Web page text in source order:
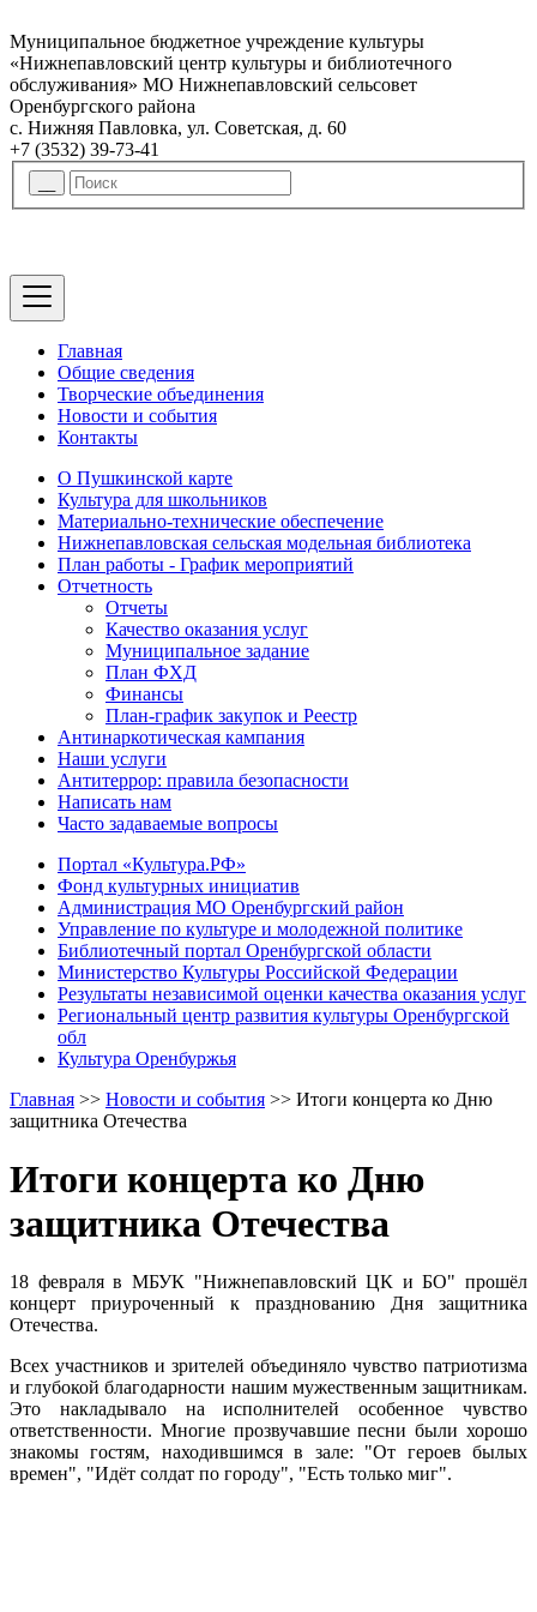
Муниципальное бюджетное учреждение культуры
«Нижнепавловский центр культуры и библиотечного
обслуживания» МО Нижнепавловский сельсовет
Оренбургского района
с. Нижняя Павловка, ул. Советская, д. 60
+7 (3532) 39-73-41
Главная
Общие сведения
Творческие объединения
Новости и события
Контакты
О Пушкинской карте
Культура для школьников
Материально-технические обеспечение
Нижнепавловская сельская модельная библиотека
План работы - График мероприятий
Отчетность
Отчеты
Качество оказания услуг
Муниципальное задание
План ФХД
Финансы
План-график закупок и Реестр
Антинаркотическая кампания
Наши услуги
Антитеррор: правила безопасности
Написать нам
Часто задаваемые вопросы
Портал «Культура.РФ»
Фонд культурных инициатив
Администрация МО Оренбургский район
Управление по культуре и молодежной политике
Библиотечный портал Оренбургской области
Министерство Культуры Российской Федерации
Результаты независимой оценки качества оказания услуг
Региональный центр развития культуры Оренбургской
обл
Культура Оренбуржья
Главная >> Новости и события >> Итоги концерта ко Дню
защитника Отечества
Итоги концерта ко Дню
защитника Отечества
18 февраля в МБУК "Нижнепавловский ЦК и БО" прошёл
концерт приуроченный к празднованию Дня защитника
Отечества.
Всех участников и зрителей объединяло чувство патриотизма
и глубокой благодарности нашим мужественным защитникам.
Это накладывало на исполнителей особенное чувство
ответственности. Многие прозвучавшие песни были хорошо
знакомы гостям, находившимся в зале: "От героев былых
времен", "Идёт солдат по городу", "Есть только миг".